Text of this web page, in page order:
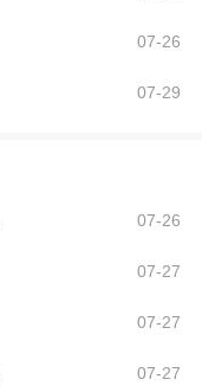
07-26
07-29
07-26
07-27
07-27
07-27